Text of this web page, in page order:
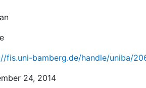
fis.uni-bamberg.de/handle/uniba/
24, 2014